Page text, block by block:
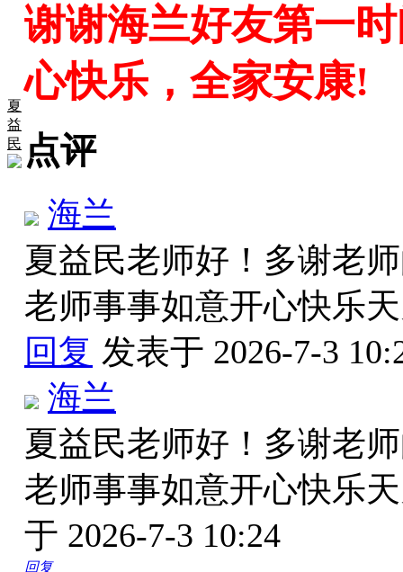
夏
益
民
谢谢海兰好友第一
心快乐，全家安康!
点评
海兰
夏益民老师好！多谢老
老师事事如意开心快乐
回复 发表于 2026-7-3
海兰
夏益民老师好！多谢老
老师事事如意开心快乐
于 2026-7-3 10:24
回复